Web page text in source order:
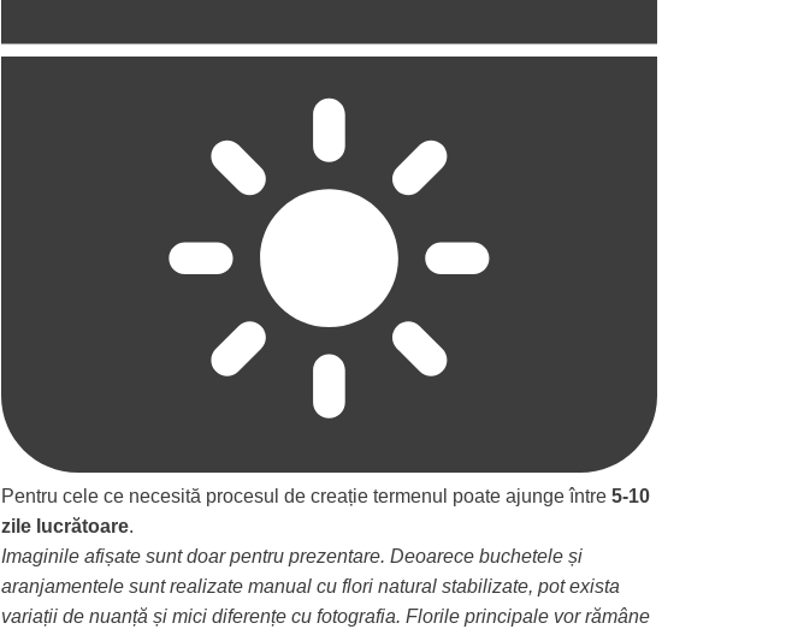
Pentru cele ce necesită procesul de creație termenul poate ajunge între 5-10
zile lucrătoare.
Imaginile afișate sunt doar pentru prezentare. Deoarece buchetele și
aranjamentele sunt realizate manual cu flori natural stabilizate, pot exista
variații de nuanță și mici diferențe cu fotografia. Florile principale vor rămâne